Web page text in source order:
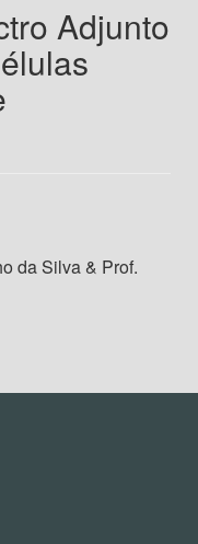
Adjunto
da Silva & Prof.